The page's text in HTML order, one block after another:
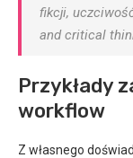
fikcji,
and critical
Przykłady
workflow
Z własnego